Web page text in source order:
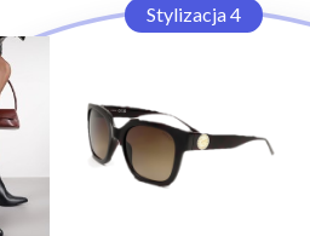
Stylizacja 4